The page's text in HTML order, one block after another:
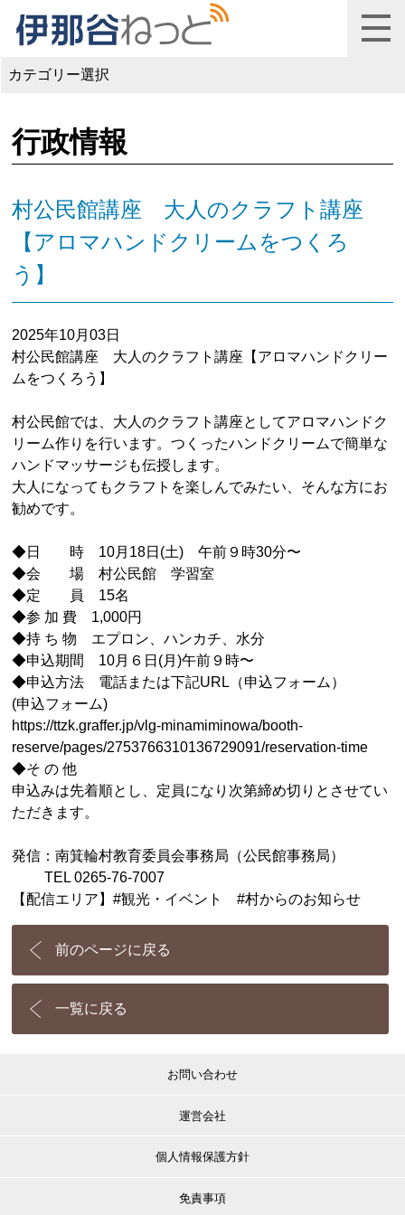
カテゴリー選択
行政情報
村公民館講座 大人のクラフト講座
【アロマハンドクリームをつくろ
う】
2025年10月03日
村公民館講座 大人のクラフト講座【アロマハンドクリー
ムをつくろう】
村公民館では、大人のクラフト講座としてアロマハンドク
リーム作りを行います。つくったハンドクリームで簡単な
ハンドマッサージも伝授します。
大人になってもクラフトを楽しんでみたい、そんな方にお
勧めです。
◆日 時 10月18日(土) 午前９時30分〜
◆会 場 村公民館 学習室
◆定 員 15名
◆参 加 費 1,000円
◆持 ち 物 エプロン、ハンカチ、水分
◆申込期間 10月６日(月)午前９時〜
◆申込方法 電話または下記URL（申込フォーム）
(申込フォーム)
https://ttzk.graffer.jp/vlg-minamiminowa/booth-
reserve/pages/2753766310136729091/reservation-time
◆そ の 他
申込みは先着順とし、定員になり次第締め切りとさせてい
ただきます。
発信：南箕輪村教育委員会事務局（公民館事務局）
TEL 0265-76-7007
【配信エリア】#観光・イベント #村からのお知らせ
前のページに戻る
一覧に戻る
お問い合わせ
運営会社
個人情報保護方針
免責事項